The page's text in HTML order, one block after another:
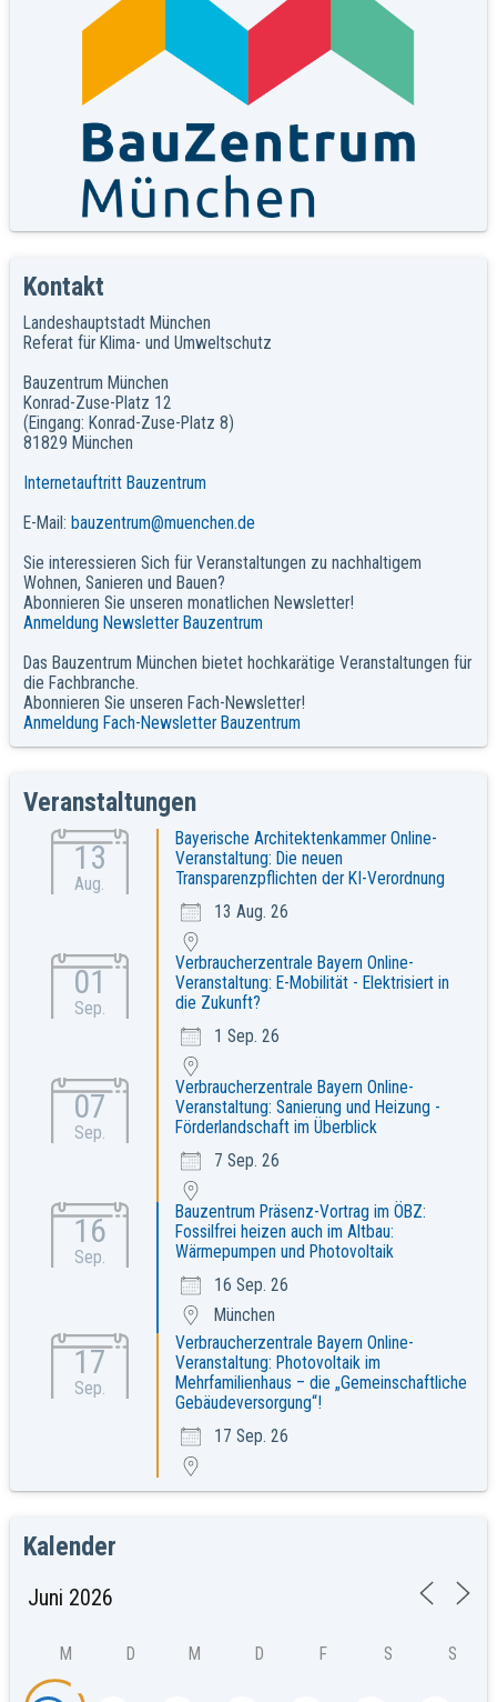
Kontakt
Landeshauptstadt München
Referat für Klima- und Umweltschutz
Bauzentrum München
Konrad-Zuse-Platz 12
(Eingang: Konrad-Zuse-Platz 8)
81829 München
Internetauftritt Bauzentrum
E-Mail: bauzentrum@muenchen.de
Sie interessieren Sich für Veranstaltungen zu nachhaltigem
Wohnen, Sanieren und Bauen?
Abonnieren Sie unseren monatlichen Newsletter!
Anmeldung Newsletter Bauzentrum
Das Bauzentrum München bietet hochkarätige Veranstaltungen für
die Fachbranche.
Abonnieren Sie unseren Fach-Newsletter!
Anmeldung Fach-Newsletter Bauzentrum
Veranstaltungen
13
Aug.
Bayerische Architektenkammer Online-
Veranstaltung: Die neuen
Transparenzpflichten der KI-Verordnung
13 Aug. 26
01
Sep.
Verbraucherzentrale Bayern Online-
Veranstaltung: E-Mobilität - Elektrisiert in
die Zukunft?
1 Sep. 26
07
Sep.
Verbraucherzentrale Bayern Online-
Veranstaltung: Sanierung und Heizung -
Förderlandschaft im Überblick
7 Sep. 26
16
Sep.
Bauzentrum Präsenz-Vortrag im ÖBZ:
Fossilfrei heizen auch im Altbau:
Wärmepumpen und Photovoltaik
16 Sep. 26
München
17
Sep.
Verbraucherzentrale Bayern Online-
Veranstaltung: Photovoltaik im
Mehrfamilienhaus – die „Gemeinschaftliche
Gebäudeversorgung“!
17 Sep. 26
Kalender
M D M D F S S